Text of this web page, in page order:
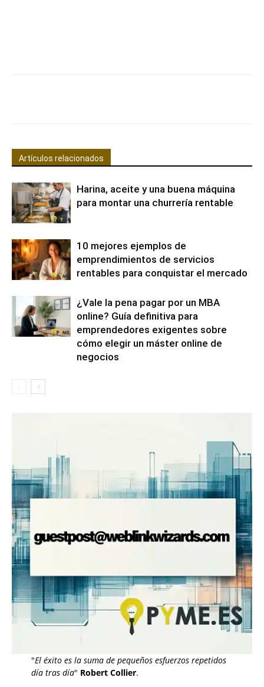
Artículos relacionados
Harina, aceite y una buena máquina
para montar una churrería rentable
10 mejores ejemplos de
emprendimientos de servicios
rentables para conquistar el mercado
¿Vale la pena pagar por un MBA
online? Guía definitiva para
emprendedores exigentes sobre
cómo elegir un máster online de
negocios
"El éxito es la suma de pequeños esfuerzos repetidos
día tras día" Robert Collier.